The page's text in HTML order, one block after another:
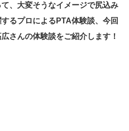
、大変そうなイメージで尻込み
るプロによるPTA体験談、今回
さんの体験談をご紹介します！